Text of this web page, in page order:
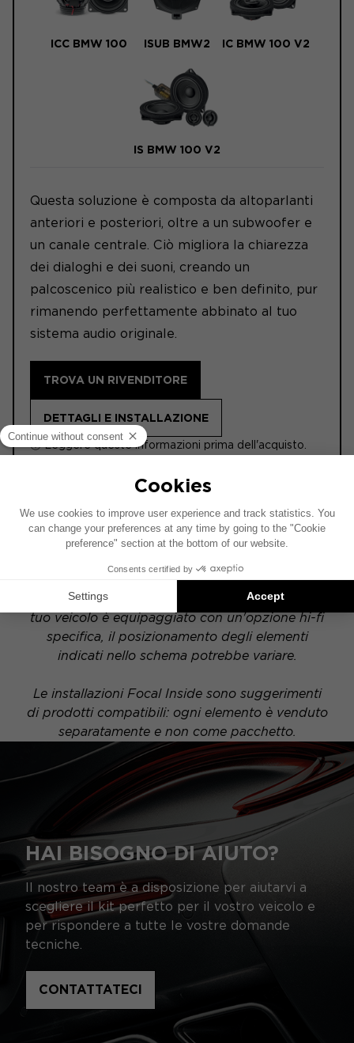
ICC BMW 100 ISUB BMW2 IC BMW 100 V2
IS BMW 100 V2
Questa soluzione è composta da altoparlanti
anteriori e posteriori, oltre a un subwoofer e
un canale centrale. Ciò migliora la chiarezza
dei dialoghi e dei suoni, creando un
palcoscenico più realistico e ben definito, pur
rimanendo perfettamente abbinato al tuo
sistema audio originale.
TROVA UN RIVENDITORE
DETTAGLI E INSTALLAZIONE
ⓘ Leggere queste informazioni prima dell'acquisto.
ACTIVE 6.2
Questo schema di installazione si basa su un
veicolo dotato di un impianto audio di serie. Se il
tuo veicolo è equipaggiato con un'opzione hi-fi
specifica, il posizionamento degli elementi
indicati nello schema potrebbe variare.
Le installazioni Focal Inside sono suggerimenti
di prodotti compatibili: ogni elemento è venduto
separatamente e non come pacchetto.
HAI BISOGNO DI AIUTO?
Il nostro team è a disposizione per aiutarvi a
scegliere il kit perfetto per il vostro veicolo e
per rispondere a tutte le vostre domande
tecniche.
CONTATTATECI